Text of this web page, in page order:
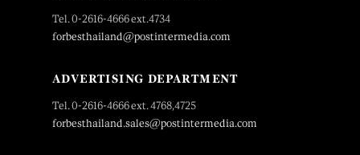
Tel. 0-2616-4666 ext.4734
forbesthailand@postintermedia.com
ADVERTISING DEPARTMENT
Tel. 0-2616-4666 ext. 4768,4725
forbesthailand.sales@postintermedia.com